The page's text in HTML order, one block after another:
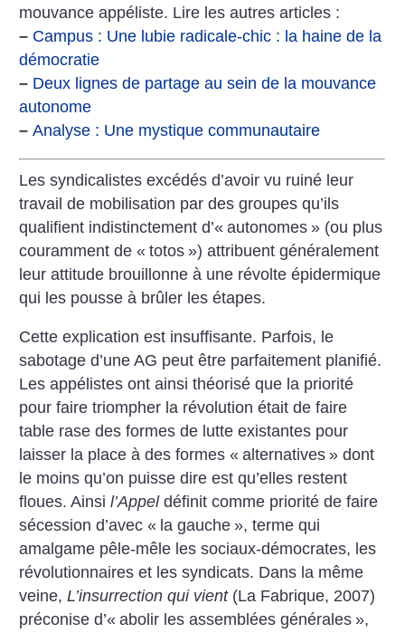
mouvance appéliste. Lire les autres articles :
– Campus : Une lubie radicale-chic : la haine de la
démocratie
– Deux lignes de partage au sein de la mouvance
autonome
– Analyse : Une mystique communautaire
Les syndicalistes excédés d’avoir vu ruiné leur
travail de mobilisation par des groupes qu’ils
qualifient indistinctement d’« autonomes » (ou plus
couramment de « totos ») attribuent généralement
leur attitude brouillonne à une révolte épidermique
qui les pousse à brûler les étapes.
Cette explication est insuffisante. Parfois, le
sabotage d’une AG peut être parfaitement planifié.
Les appélistes ont ainsi théorisé que la priorité
pour faire triompher la révolution était de faire
table rase des formes de lutte existantes pour
laisser la place à des formes « alternatives » dont
le moins qu’on puisse dire est qu’elles restent
floues. Ainsil’Appeldéfinit comme priorité de faire
sécession d’avec « la gauche », terme qui
amalgame pêle-mêle les sociaux-démocrates, les
révolutionnaires et les syndicats. Dans la même
veine, L’insurrection qui vient(La Fabrique, 2007)
préconise d’« abolir les assemblées générales »,